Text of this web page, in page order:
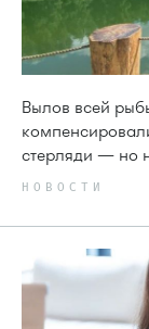
Вылов всей
стерляди — но
НОВОСТИ